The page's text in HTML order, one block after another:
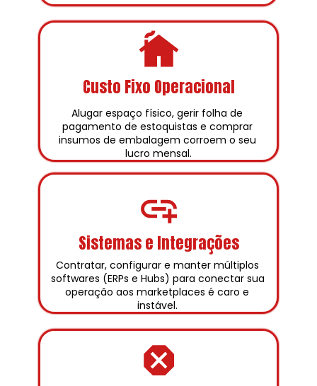
Custo Fixo Operacional
Sistemas e Integrações
Alugar espaço físico, gerir folha de
pagamento de estoquistas e comprar
insumos de embalagem corroem o seu
lucro mensal.
Contratar, configurar e manter múltiplos
softwares (ERPs e Hubs) para conectar sua
operação aos marketplaces é caro e
instável.